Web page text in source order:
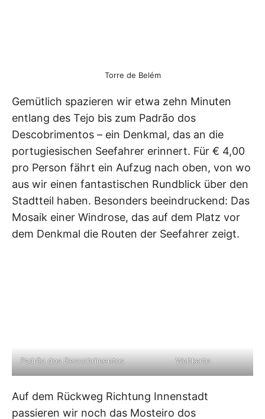
Torre de Belém
Gemütlich spazieren wir etwa zehn Minuten
entlang des Tejo bis zum Padrão dos
Descobrimentos – ein Denkmal, das an die
portugiesischen Seefahrer erinnert. Für € 4,00
pro Person fährt ein Aufzug nach oben, von wo
aus wir einen fantastischen Rundblick über den
Stadtteil haben. Besonders beeindruckend: Das
Mosaik einer Windrose, das auf dem Platz vor
dem Denkmal die Routen der Seefahrer zeigt.
Padrão dos Descobrimentos Weltkarte
Auf dem Rückweg Richtung Innenstadt
passieren wir noch das Mosteiro dos